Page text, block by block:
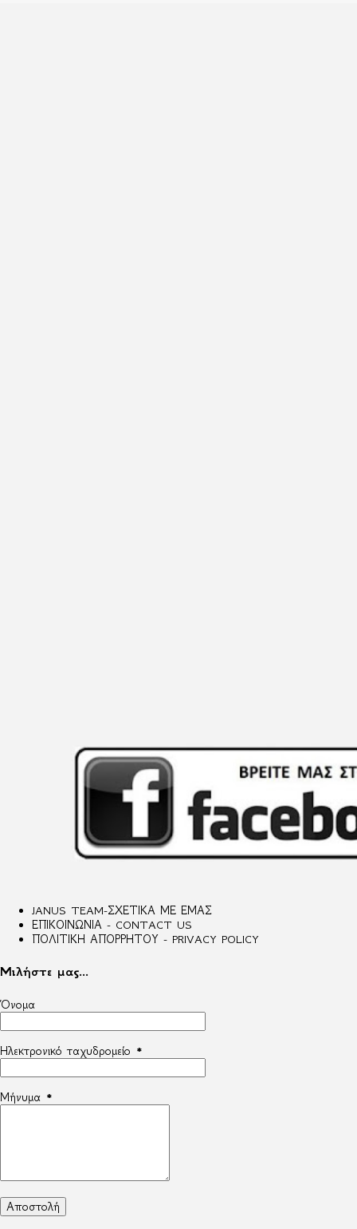
JANUS TEAM-ΣΧΕΤΙΚΑ ΜΕ ΕΜΑΣ
ΕΠΙΚΟΙΝΩΝΙΑ - CONTACT US
ΠΟΛΙΤΙΚΗ ΑΠΟΡΡΗΤΟΥ - PRIVACY POLICY
Μιλήστε μας...
Όνομα
Ηλεκτρονικό ταχυδρομείο *
Μήνυμα *